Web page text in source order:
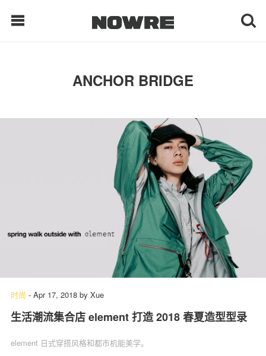
每日鲜榨
现客视点
每日栏目
时 尚
球 鞋
生 活
科 技
ANCHOR BRIDGE
时尚 - Apr 17, 2018 by Xue
生活潮流集合店 element 打造 2018 春夏造型型录
element 日式穿搭风格和都市机能美学。